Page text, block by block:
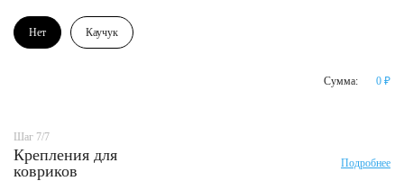
Нет Каучук
Сумма: 0 ₽
Шаг 7/7
Крепления для
ковриков
Подробнее